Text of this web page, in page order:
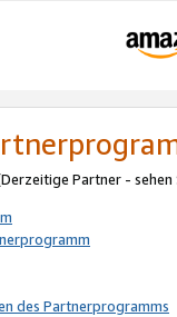
Partner - sehen
des Partnerprogramms